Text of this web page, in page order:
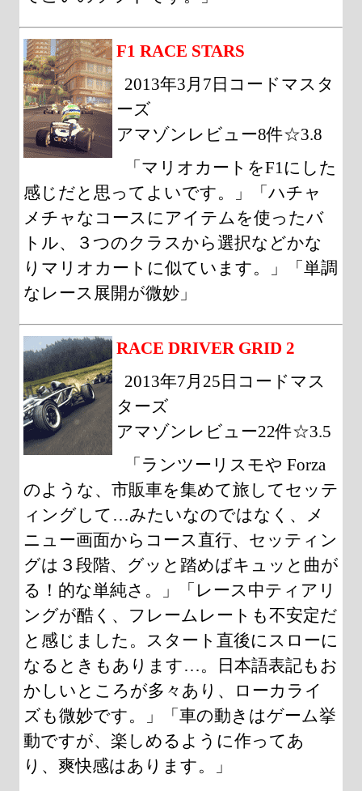
F1 RACE STARS
2013年3月7日コードマスタ
ーズ
アマゾンレビュー8件☆3.8
「マリオカートをF1にした
感じだと思ってよいです。」「ハチャ
メチャなコースにアイテムを使ったバ
トル、３つのクラスから選択などかな
りマリオカートに似ています。」「単調
なレース展開が微妙」
RACE DRIVER GRID 2
2013年7月25日コードマス
ターズ
アマゾンレビュー22件☆3.5
「ランツーリスモや Forza
のような、市販車を集めて旅してセッテ
ィングして…みたいなのではなく、メ
ニュー画面からコース直行、セッティン
グは３段階、グッと踏めばキュッと曲が
る！的な単純さ。」「レース中ティアリ
ングが酷く、フレームレートも不安定だ
と感じました。スタート直後にスローに
なるときもあります…。日本語表記もお
かしいところが多々あり、ローカライ
ズも微妙です。」「車の動きはゲーム挙
動ですが、楽しめるように作ってあ
り、爽快感はあります。」